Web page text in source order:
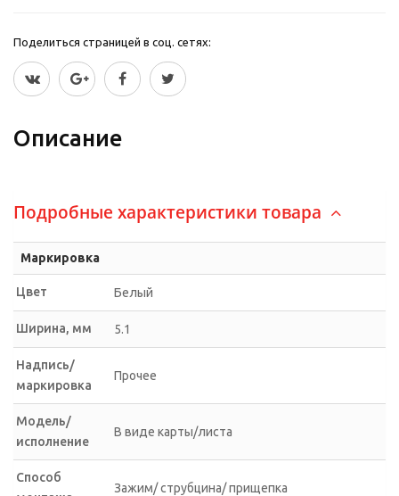
Поделиться страницей в соц. сетях:
Описание
Подробные характеристики товара
Маркировка
Цвет Белый
Ширина, мм 5.1
Надпись/
маркировка
Прочее
Модель/
исполнение
В виде карты/листа
Способ
Зажим/ струбцина/ прищепка